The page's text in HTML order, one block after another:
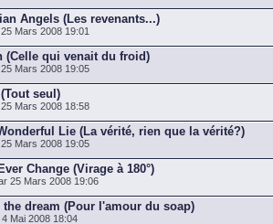
Angels (Les revenants...)
Mars 2008 19:01
(Celle qui venait du froid)
Mars 2008 19:05
seul)
Mars 2008 18:58
Lie (La vérité, rien que la vérité?)
Mars 2008 19:05
Change (Virage à 180°)
25 Mars 2008 19:06
the dream (Pour l'amour du soap)
Mai 2008 18:04